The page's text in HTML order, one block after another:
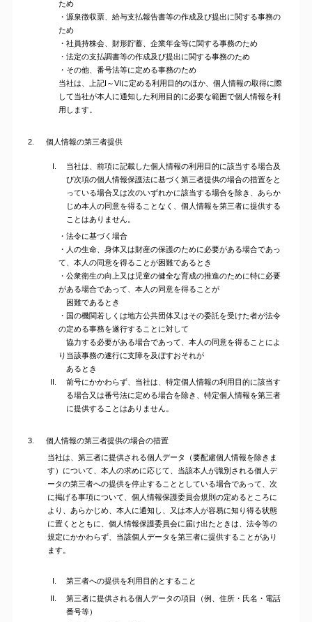
ため
・源泉徴収票、給与支払報告書等の作成及び提出に関する事務の
ため
・社員持株会、財形貯蓄、企業年金等に関する事務のため
・法定の支払調書等の作成及び提出に関する事務のため
・その他、番号法等に定める事務のため
当社は、上記I～VIに定める利用目的のほか、個人情報の取得に際
して当社が本人に通知した利用目的に必要な範囲で個人情報を利
用します。
2. 個人情報の第三者提供
当社は、前項に記載した個人情報の利用目的に該当する場合及
び次項の個人情報保護法に基づく第三者提供の場合の措置をと
っている場合又は次のいずれかに該当する場合を除き、あらか
じめ本人の同意を得ることなく、個人情報を第三者に提供する
ことはありません。
・法令に基づく場合
・人の生命、身体又は財産の保護のために必要がある場合であっ
て、本人の同意を得ることが困難であるとき
・公衆衛生の向上又は児童の健全な育成の推進のために特に必要
がある場合であって、本人の同意を得ることが
困難であるとき
・国の機関若しくは地方公共団体又はその委託を受けた者が法令
の定める事務を遂行することに対して
協力する必要がある場合であって、本人の同意を得ることによ
り当該事務の遂行に支障を及ぼすおそれが
あるとき
前号にかかわらず、当社は、特定個人情報の利用目的に該当す
る場合又は番号法に定める場合を除き、特定個人情報を第三者
に提供することはありません。
3.
個人情報の第三者提供の場合の措置
当社は、第三者に提供される個人データ（要配慮個人情報を除きま
す）について、本人の求めに応じて、当該本人が識別される個人デ
ータの第三者への提供を停止することとしている場合であって、次
に掲げる事項について、個人情報保護委員会規則の定めるところに
より、あらかじめ、本人に通知し、又は本人が容易に知り得る状態
に置くとともに、個人情報保護委員会に届け出たときは、法令等の
規定にかかわらず、当該個人データを第三者に提供することがあり
ます。
第三者への提供を利用目的とすること
第三者に提供される個人データの項目（例、住所・氏名・電話
番号等）